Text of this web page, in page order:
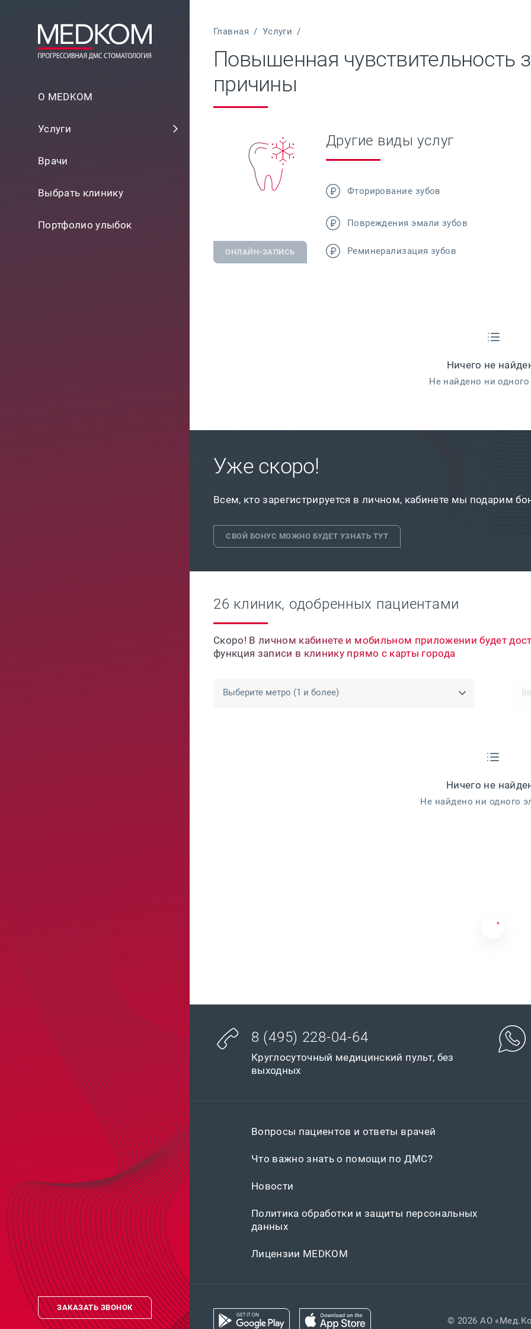
О MEDKOM
Услуги
Врачи
Выбрать клинику
Портфолио улыбок
ЗАКАЗАТЬ ЗВОНОК
Главная / Услуги /
Повышенная чувствительность
причины
ОНЛАЙН-ЗАПИСЬ
Другие виды услуг
Фторирование зубов
Повреждения эмали зубов
Реминерализация зубов
Ничего не
Не найдено ни одного
Уже скоро!
Всем, кто зарегистрируется в личном, кабинете мы подарим
СВОЙ БОНУС МОЖНО БУДЕТ УЗНАТЬ ТУТ
26 клиник, одобренных пациентами
Скоро! В личном кабинете и мобильном приложении будет
функция записи в клинику прямо с карты города
Выберите метро (1 и более)
Ничего не
Не найдено ни одного
8 (495) 228-04-64
Круглосуточный медицинский пульт, без
выходных
Вопросы пациентов и ответы врачей
Что важно знать о помощи по ДМС?
Новости
Политика обработки и защиты персональных
данных
Лицензии MEDKOM
© 2026 АО